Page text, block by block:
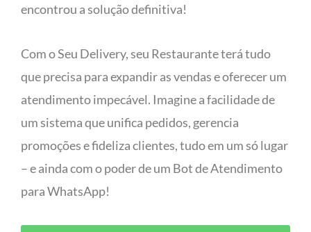
encontrou a solução definitiva!
Com o Seu Delivery, seu Restaurante terá tudo
que precisa para expandir as vendas e oferecer um
atendimento impecável. Imagine a facilidade de
um sistema que unifica pedidos, gerencia
promoções e fideliza clientes, tudo em um só lugar
– e ainda com o poder de um Bot de Atendimento
para WhatsApp!